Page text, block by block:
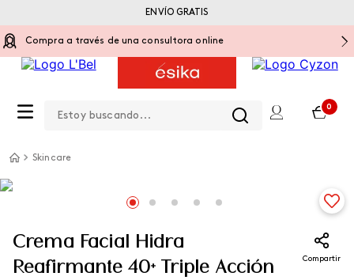
Compra a través de una consultora online
0
ENVÍO GRATIS
Skincare
Crema Facial Hidra
Reafirmante 40+ Triple Acción
Compartir